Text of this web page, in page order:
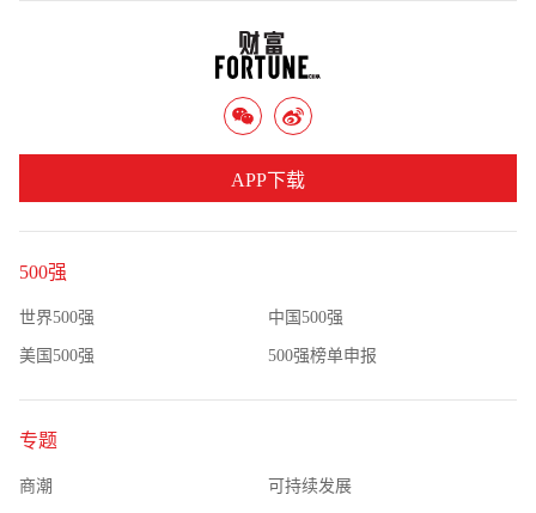
500强
世界500强 中国500强
美国500强 500强榜单申报
专题
商潮 可持续发展
APP下载